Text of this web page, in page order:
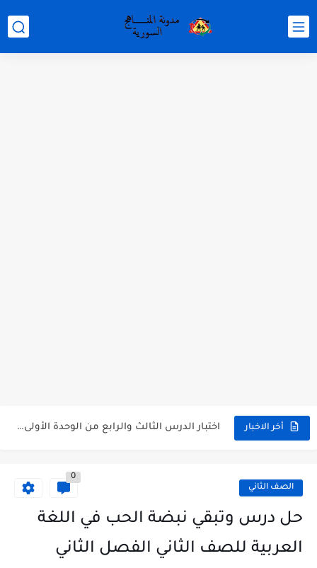
أخر الاخبار اختبار الدرس الثالث والرابع من الوحدة الأولى مع الحل في...
سلم تصحيح مادة اللغة العربية لشهادة التعليم الاساسي والاعدادية الشرعية...
حل أسئلة الكيمياء بكالوريا علمي دورة 2026
الصف الثاني
0
حل درس وتبقي نبضة الحب في اللغة
العربية للصف الثاني الفصل الثاني